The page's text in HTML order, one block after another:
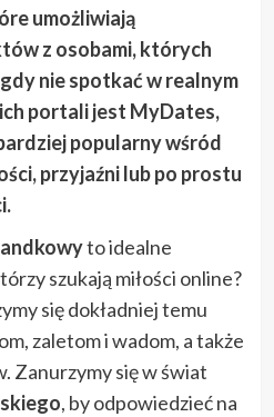
umożliwiają
z osobami, których
nie spotkać w realnym
portali jest MyDates,
popularny wśród
przyjaźni lub po prostu
to idealne
szukają miłości online?
się dokładniej temu
zaletom i wadom, a także
Zanurzymy się w świat
, by odpowiedzieć na